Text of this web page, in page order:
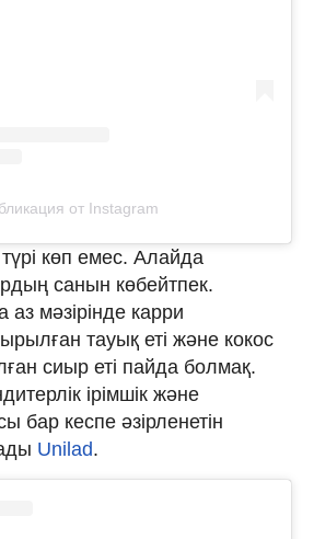
от Instagram
көп емес. Алайда
санын көбейтпек.
мәзірінде карри
тауық еті және кокос
сиыр еті пайда болмақ.
ірімшік және
бар кеспе әзірленетін
Unilad.